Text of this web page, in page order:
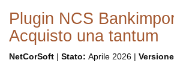
Plugin NCS
Acquisto una tantum
NetCorSoft | Stato: Aprile 2026 |